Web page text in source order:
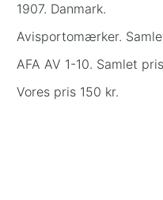
1907. Danmark.
Avisportomærker.
AFA AV 1-10. Samlet
Vores pris 150 kr.